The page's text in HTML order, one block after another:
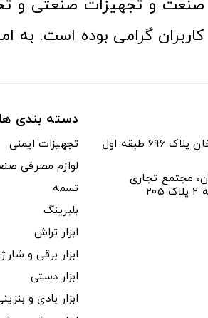
صنعت و تجهیزات صنعتی و
کاربران گرامی بوده است. به
شعبه مرکز: ستارخان پلاک ۶۹۶ طبقه اول
مجتمع تجاری
دسته بندی ها
تجهیزات ایمنی
لوازم مصرفی
تسمه
بلبرینگ
ابزار تراش
ابزار برقی و
ابزار دستی
ابزار بادی و